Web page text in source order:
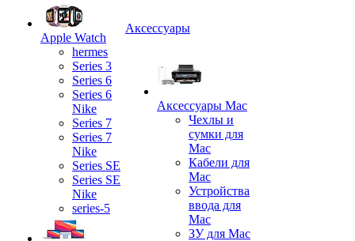
Apple Watch
hermes
Series 3
Series 6
Series 6
Nike
Series 7
Series 7
Nike
Series SE
Series SE
Nike
series-5
Аксессуары
Аксессуары Mac
Чехлы и
сумки для
Mac
Кабели для
Mac
Устройства
ввода для
Mac
ЗУ для Mac